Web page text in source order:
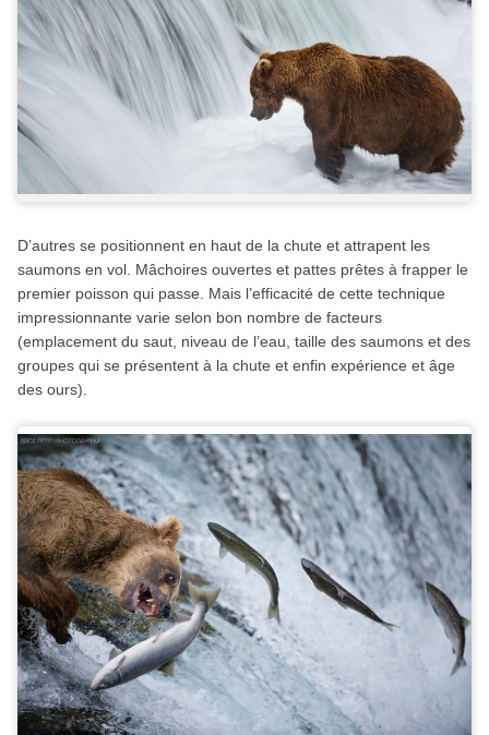
D’autres se positionnent en haut de la chute et attrapent les
saumons en vol. Mâchoires ouvertes et pattes prêtes à frapper le
premier poisson qui passe. Mais l’efficacité de cette technique
impressionnante varie selon bon nombre de facteurs
(emplacement du saut, niveau de l’eau, taille des saumons et des
groupes qui se présentent à la chute et enfin expérience et âge
des ours).